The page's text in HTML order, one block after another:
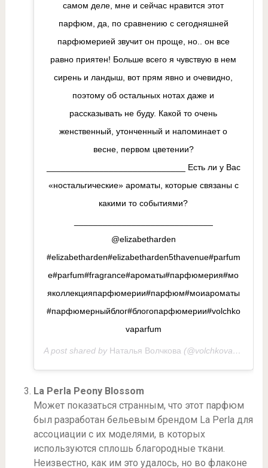
самом деле, мне и сейчас нравится этот
парфюм, да, по сравнению с сегодняшней
парфюмерией звучит он проще, но.. он все
равно приятен! Больше всего я чувствую в нем
сирень и ландыш, вот прям явно и очевидно,
поэтому об остальных нотах даже и
рассказывать не буду. Какой то очень
женственный, утонченный и напоминает о
весне, первом цветении?
_____________________________ Есть ли у Вас
«ностальгические» ароматы, которые связаны с
какими то событиями?
@elizabetharden
#elizabetharden#elizabetharden5thavenue#parfum
e#parfum#fragrance#ароматы#парфюмерия#мо
яколлекцияпарфюмерии#парфюм#моиароматы
#парфюмерныйблог#блогопарфюмерии#volchko
vaparfum
A post shared by Наталья Волчкова(@volchkovaparfum) on
La Perla Peony Blossom
Может показаться странным, что этот парфюм
был разработан бельевым брендом La Perla для
ассоциации с их моделями, в которых
используются сплошь благородные ткани.
Неизвестно, как им это удалось, но во флаконе